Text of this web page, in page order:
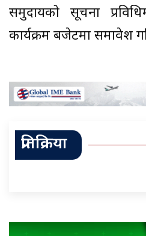
समुदायको सूचना
कार्यक्रम बजेटमा समावेश
प्रतिक्रिया